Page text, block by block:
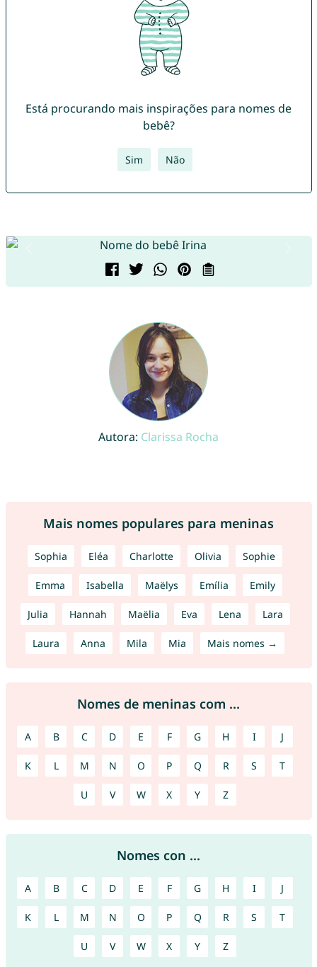
Está procurando mais inspirações para nomes de
bebê?
Sim Não
Autora: Clarissa Rocha
Mais nomes populares para meninas
Sophia Eléa Charlotte Olivia Sophie
Emma Isabella Maëlys Emília Emily
Julia Hannah Maëlia Eva Lena Lara
Laura Anna Mila Mia Mais nomes →
Nomes de meninas com ...
A B C D E F G H I J
K L M N O P Q R S T
U V W X Y Z
Nomes con ...
A B C D E F G H I J
K L M N O P Q R S T
U V W X Y Z